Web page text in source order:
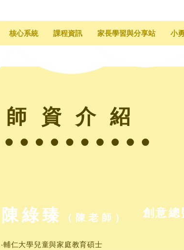
核心系統 課程資訊 家長學習與分享站 小
​師資介紹
‧輔仁大學兒童與家庭教育碩士
創意總
​陳綠臻 （陳老師）